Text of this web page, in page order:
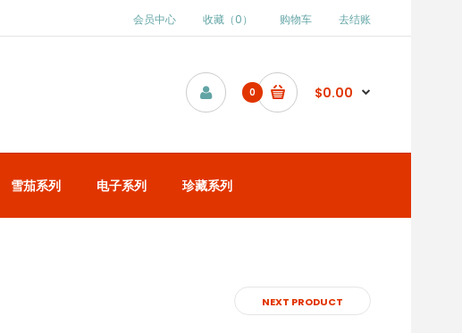
会员中心 收藏（0） 购物车 去结账
0 $0.00
雪茄系列 电子系列 珍藏系列
NEXT PRODUCT